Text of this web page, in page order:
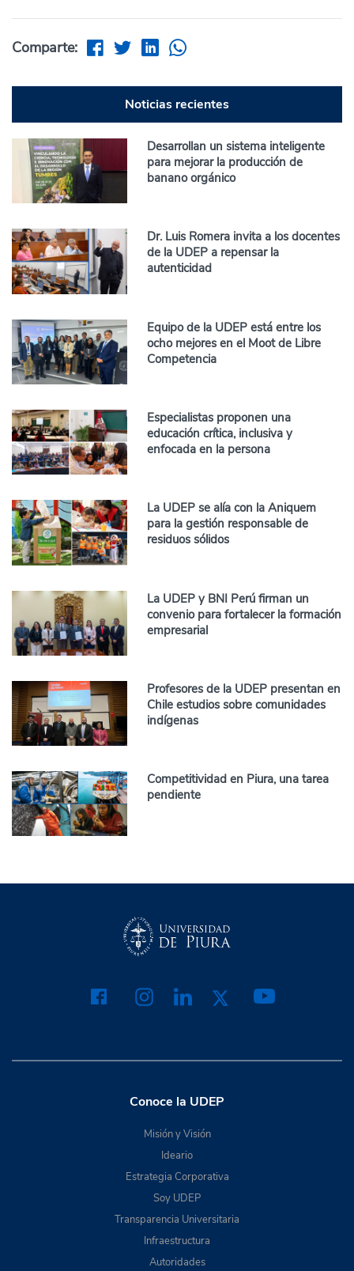
Comparte:
Noticias recientes
Desarrollan un sistema inteligente
para mejorar la producción de
banano orgánico
Dr. Luis Romera invita a los docentes
de la UDEP a repensar la
autenticidad
Equipo de la UDEP está entre los
ocho mejores en el Moot de Libre
Competencia
Especialistas proponen una
educación crítica, inclusiva y
enfocada en la persona
La UDEP se alía con la Aniquem
para la gestión responsable de
residuos sólidos
La UDEP y BNI Perú firman un
convenio para fortalecer la formación
empresarial
Profesores de la UDEP presentan en
Chile estudios sobre comunidades
indígenas
Competitividad en Piura, una tarea
pendiente
Conoce la UDEP
Misión y Visión
Ideario
Estrategia Corporativa
Soy UDEP
Transparencia Universitaria
Infraestructura
Autoridades